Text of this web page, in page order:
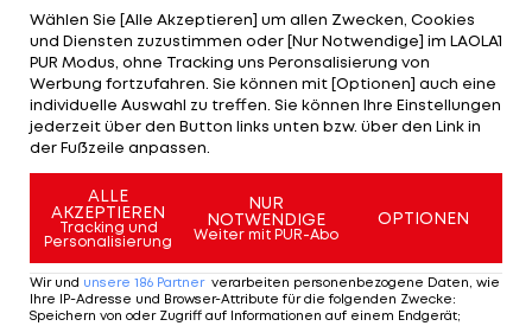
die FIA-Stewards nach einer langen Beratung
Entwarnung: In Hockenheim wird die FIA keine
Strafen gegen Red Bull Racing aussprechen. Es ist
aber nicht ausgeschlossen, dass einige Teams vor
dem FIA-Schiedsgericht gegen dieses Urteil
protestieren werden.
Mehr zum Thema
Wählen Sie [Alle Akzeptieren] um allen Zwecken, Cookies
und Diensten zuzustimmen oder [Nur Notwendige] im LAOLA1
PUR Modus, ohne Tracking uns Peronsalisierung von
Werbung fortzufahren. Sie können mit [Optionen] auch eine
individuelle Auswahl zu treffen. Sie können Ihre Einstellungen
jederzeit über den Button links unten bzw. über den Link in
der Fußzeile anpassen.
ALLE
AKZEPTIEREN
Tracking und
Personalisierung
NUR
NOTWENDIGE
Weiter mit PUR-Abo
OPTIONEN
Wir und unsere 186 Partner verarbeiten personenbezogene Daten, wie
Ihre IP-Adresse und Browser-Attribute für die folgenden Zwecke:
Speichern von oder Zugriff auf Informationen auf einem Endgerät;